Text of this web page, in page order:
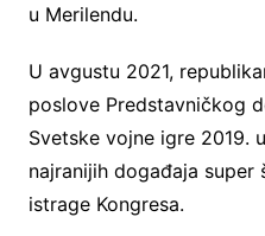
u Merilendu.
U avgustu 2021,
poslove Predstavničkog
Svetske vojne igre 2019.
najranijih događaja super
istrage Kongresa.